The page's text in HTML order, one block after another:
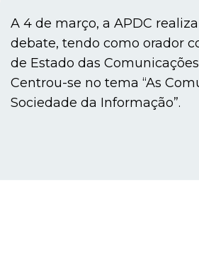
A 4 de março, a APDC
debate, tendo como orador
de Estado das
Centrou-se no tema “As
Sociedade da Informação”.